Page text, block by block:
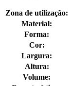
Zona de utilização:
Material:
Forma:
Cor:
Largura:
Altura:
Volume: